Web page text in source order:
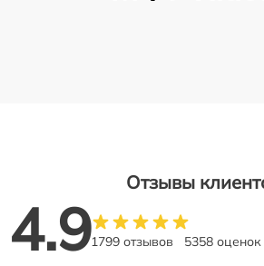
Отзывы
4.91799 отзывов 5358 оценок